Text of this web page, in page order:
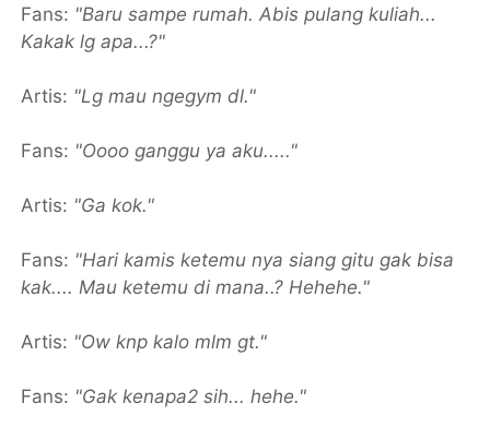
Fans: "Baru sampe rumah. Abis pulang kuliah...
Kakak lg apa...?"
Artis: "Lg mau ngegym dl."
Fans: "Oooo ganggu ya aku....."
Artis: "Ga kok."
Fans: "Hari kamis ketemu nya siang gitu gak bisa
kak.... Mau ketemu di mana..? Hehehe."
Artis: "Ow knp kalo mlm gt."
Fans: "Gak kenapa2 sih... hehe."